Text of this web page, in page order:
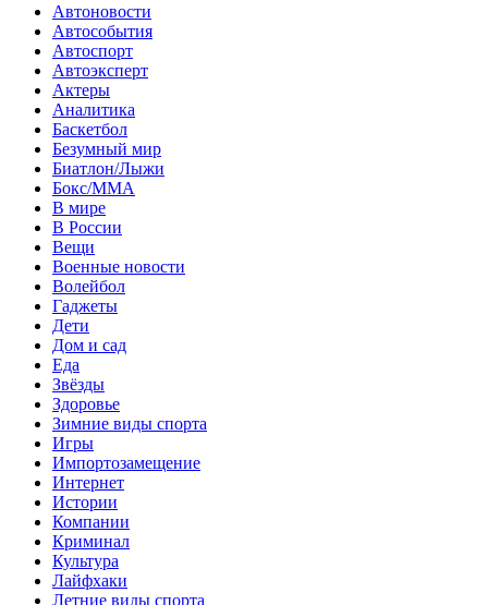
Автоновости
Автособытия
Автоспорт
Автоэксперт
Актеры
Аналитика
Баскетбол
Безумный мир
Биатлон/Лыжи
Бокс/MMA
В мире
В России
Вещи
Военные новости
Волейбол
Гаджеты
Дети
Дом и сад
Еда
Звёзды
Здоровье
Зимние виды спорта
Игры
Импортозамещение
Интернет
Истории
Компании
Криминал
Культура
Лайфхаки
Летние виды спорта